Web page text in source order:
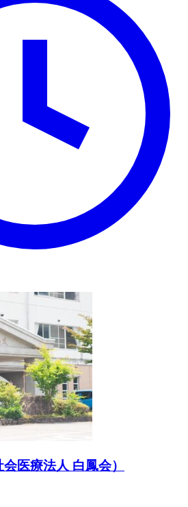
医療法人 白鳳会）